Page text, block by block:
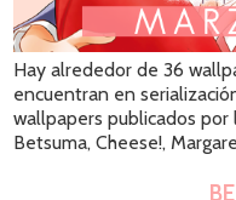
Hay alrededor de 36
encuentran en
wallpapers publicados por
Betsuma, Cheese!,